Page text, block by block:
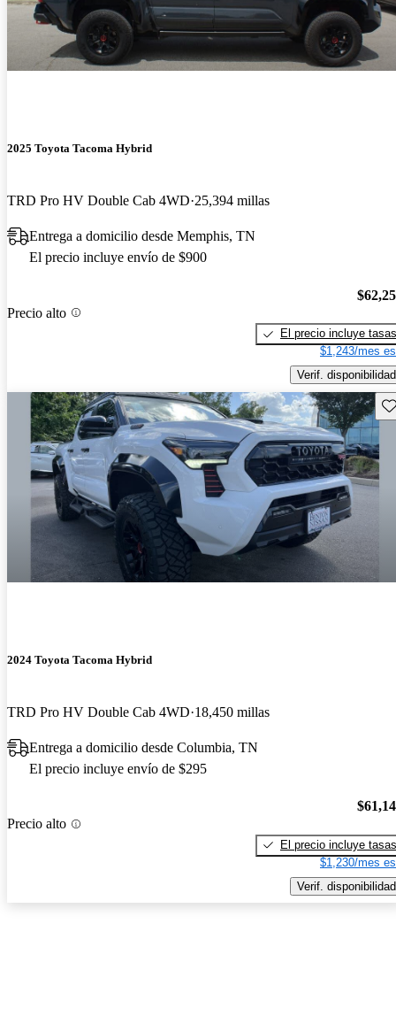
2025 Toyota Tacoma Hybrid
TRD Pro HV Double Cab 4WD 25,394 millas
Entrega a domicilio desde Memphis, TN
El precio incluye envío de $900
Precio alto
El precio incluye tasas
$1,243/mes
Verif. disponibilidad
2024 Toyota Tacoma Hybrid
TRD Pro HV Double Cab 4WD 18,450 millas
Entrega a domicilio desde Columbia, TN
El precio incluye envío de $295
Precio alto
El precio incluye tasas
$1,230/mes
Verif. disponibilidad